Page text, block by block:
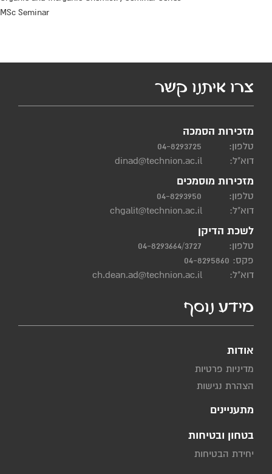
MSc Seminar
צרו איתנו קשר
מזכירות הסמכה
טלפון:
04-8293725
דוא"ל:
dinad@technion.ac.il
מזכירות מוסמכים
טלפון:
04-8293950
דוא"ל:
chgalit@technion.ac.il
לשכת הדיקן
טלפון:
04-8293664/3727
פקס: 04-8295860
דוא"ל:
ch.dean.ad@technion.ac.il
מידע נוסף
אודות
מדיניות פרטיות
הצהרת נגישות
מתעניינים
בטחון ובטיחות
יחידת הבטיחות